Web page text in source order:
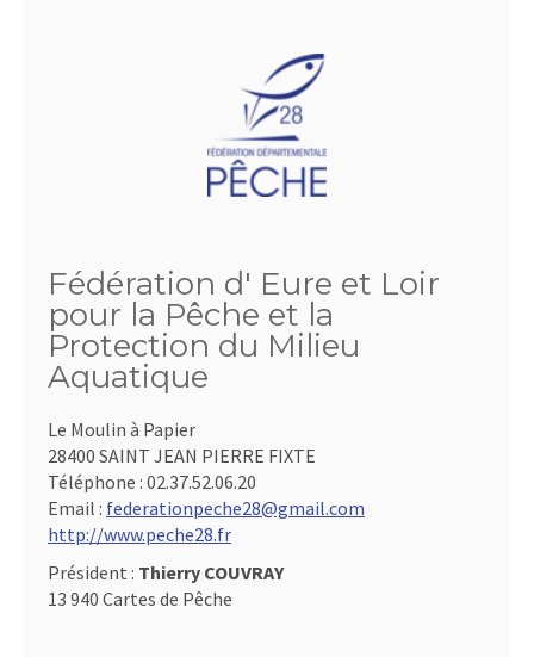
Fédération d' Eure et Loir
pour la Pêche et la
Protection du Milieu
Aquatique
Le Moulin à Papier
28400 SAINT JEAN PIERRE FIXTE
Téléphone : 02.37.52.06.20
Email : federationpeche28@gmail.com
http://www.peche28.fr
Président : Thierry COUVRAY
13 940 Cartes de Pêche